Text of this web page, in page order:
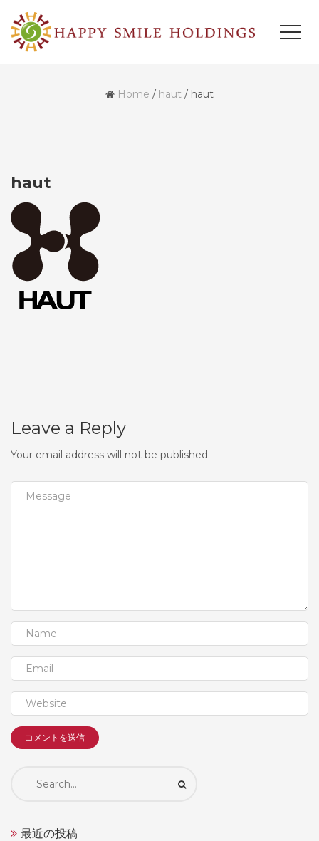
Home / haut / haut
haut
Leave a Reply
Your email address will not be published.
Search
最近の投稿